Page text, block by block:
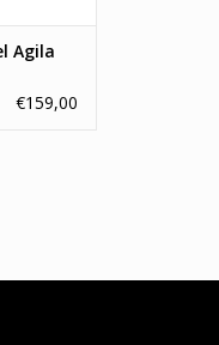
Agila
€159,00